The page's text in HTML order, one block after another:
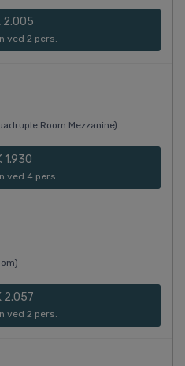
2.005
ved 2 pers.
Room Mezzanine)
1.930
ved 4 pers.
2.057
ved 2 pers.